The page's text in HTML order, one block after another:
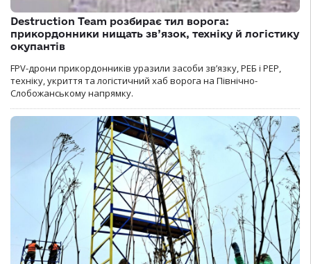
Destruction Team розбирає тил ворога:
прикордонники нищать зв’язок, техніку й логістику
окупантів
FPV-дрони прикордонників уразили засоби зв’язку, РЕБ і РЕР,
техніку, укриття та логістичний хаб ворога на Північно-
Слобожанському напрямку.